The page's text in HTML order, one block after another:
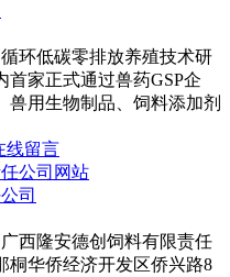
循环低碳零排放养殖技术研
首家正式通过兽药GSP企
兽用生物制品、饲料添加剂
线留言
司
广西隆安德创饲料有限责任
桐华侨经济开发区侨兴路8